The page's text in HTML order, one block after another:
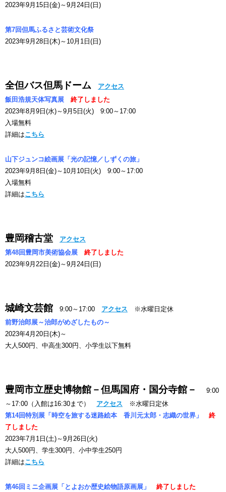
2023年9月15日(金)～9月24日(日)
第7回但馬ふるさと芸術文化祭
2023年9月28日(木)～10月1日(日)
全但バス但馬ドーム
アクセス
飯田浩規天体写真展 終了しました
2023年8月9日(水)～9月5日(火) 9:00～17:00
入場無料
詳細はこちら
山下ジュンコ絵画展「光の記憶／しずくの旅」
2023年9月8日(金)～10月10日(火) 9:00～17:00
入場無料
詳細はこちら
豊岡稽古堂
アクセス
第48回豊岡市美術協会展 終了しました
2023年9月22日(金)～9月24日(日)
城崎文芸館 9:00～17:00 アクセス ※水曜日定休
前野治郎展～治郎がめざしたもの～
2023年4月20日(木)～
大人500円、中高生300円、小学生以下無料
豊岡市立歴史博物館－但馬国府・国分寺館－
9:00
～17:00（入館は16:30まで） アクセス ※水曜日定休
第14回特別展「時空を旅する迷路絵本 香川元太郎・志織の世界」 終
了しました
2023年7月1日(土)～9月26日(火)
大人500円、学生300円、小中学生250円
詳細はこちら
第46回ミニ企画展「とよおか歴史絵物語原画展」 終了しました